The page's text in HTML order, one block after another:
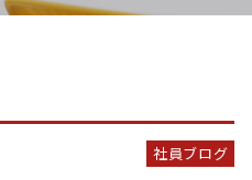
社員ブログ